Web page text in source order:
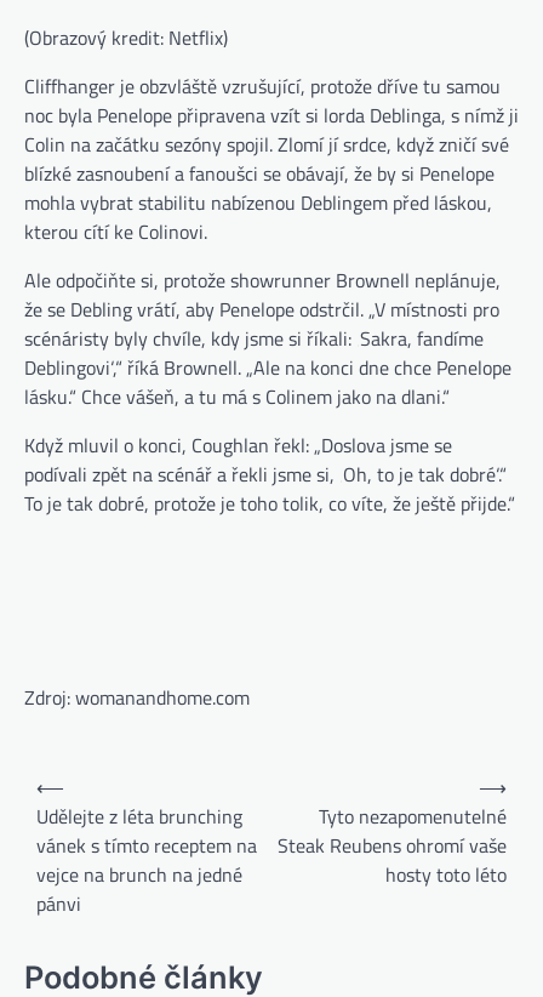
(Obrazový kredit: Netflix)
Cliffhanger je obzvláště vzrušující, protože dříve tu samou
noc byla Penelope připravena vzít si lorda Deblinga, s nímž ji
Colin na začátku sezóny spojil. Zlomí jí srdce, když zničí své
blízké zasnoubení a fanoušci se obávají, že by si Penelope
mohla vybrat stabilitu nabízenou Deblingem před láskou,
kterou cítí ke Colinovi.
Ale odpočiňte si, protože showrunner Brownell neplánuje,
že se Debling vrátí, aby Penelope odstrčil. „V místnosti pro
scénáristy byly chvíle, kdy jsme si říkali: ‚Sakra, fandíme
Deblingovi‘,“ říká Brownell. „Ale na konci dne chce Penelope
lásku.“ Chce vášeň, a tu má s Colinem jako na dlani.“
Když mluvil o konci, Coughlan řekl: „Doslova jsme se
podívali zpět na scénář a řekli jsme si, ‚Oh, to je tak dobré‘.“
To je tak dobré, protože je toho tolik, co víte, že ještě přijde.“
Zdroj: womanandhome.com
⟵
Udělejte z léta brunching
vánek s tímto receptem na
vejce na brunch na jedné
pánvi
Tyto nezapomenutelné
Steak Reubens ohromí vaše
hosty toto léto
⟶
Podobné články